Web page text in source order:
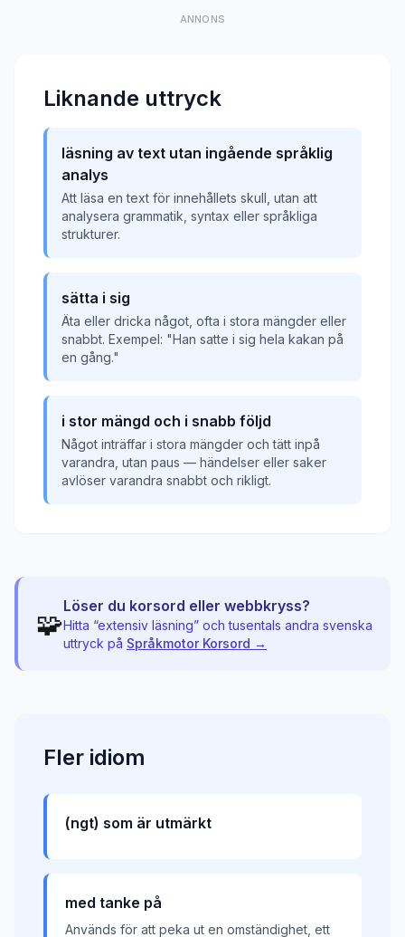
ANNONS
Liknande uttryck
läsning av text utan ingående språklig
analys
Att läsa en text för innehållets skull, utan att
analysera grammatik, syntax eller språkliga
strukturer.
sätta i sig
Äta eller dricka något, ofta i stora mängder eller
snabbt. Exempel: "Han satte i sig hela kakan på
en gång."
i stor mängd och i snabb följd
Något inträffar i stora mängder och tätt inpå
varandra, utan paus — händelser eller saker
avlöser varandra snabbt och rikligt.
🧩
Löser du korsord eller webbkryss?
Hitta “extensiv läsning” och tusentals andra svenska
uttryck på Språkmotor Korsord →
Fler idiom
(ngt) som är utmärkt
med tanke på
Används för att peka ut en omständighet, ett